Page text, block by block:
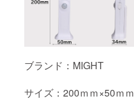
ブランド：MIGHT
サイズ：200ｍｍ×50ｍｍ